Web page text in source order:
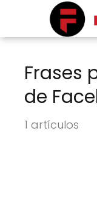
Frases
de
1 artículos